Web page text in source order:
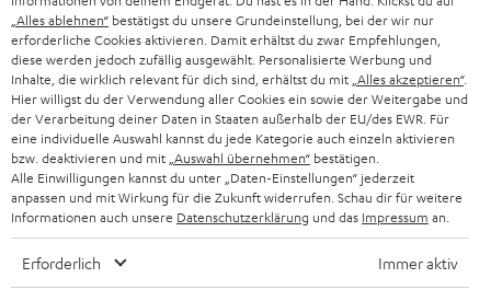
Teufel Blog
Audio-Technologien, HiFi-Trends, Tipps & Tricks
Teufel Support
Häufige Fragen
Kontakt
„Alles ablehnen“ bestätigst du unsere Grundeinstellung, bei der wir nur
erforderliche Cookies aktivieren. Damit erhältst du zwar Empfehlungen,
diese werden jedoch zufällig ausgewählt. Personalisierte Werbung und
Inhalte, die wirklich relevant für dich sind, erhältst du mit „Alles akzeptieren“.
Hier willigst du der Verwendung aller Cookies ein sowie der Weitergabe und
der Verarbeitung deiner Daten in Staaten außerhalb der EU/des EWR. Für
eine individuelle Auswahl kannst du jede Kategorie auch einzeln aktivieren
bzw. deaktivieren und mit „Auswahl übernehmen“ bestätigen.
Alle Einwilligungen kannst du unter „Daten-Einstellungen“ jederzeit
anpassen und mit Wirkung für die Zukunft widerrufen. Schau dir für weitere
Informationen auch unsere Datenschutzerklärung und das Impressum an.
Erforderlich Immer aktiv